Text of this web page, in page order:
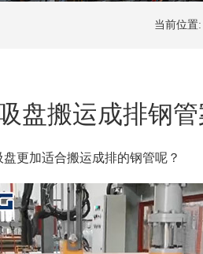
当前位置:
盘搬运成排钢
更加适合搬运成排的钢管呢？